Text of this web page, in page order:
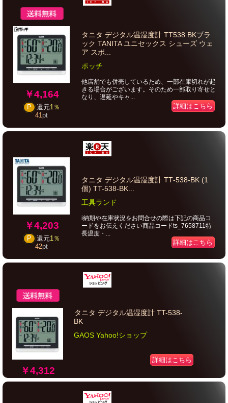
￥4,164
P 還元1％
41pt
タニタ デジタル温湿度計 TT538 BKブラ
ック TANITA ユニセックス シューズ ウェ
ア スポ...
ポッチ
他店舗でも併売しているため、一部在庫切れが起
きる場合がございます。そのため一部取り寄せと
なり、遅延やキャ...
詳細はこちら
￥4,203
P 還元1％
42pt
タニタ デジタル温湿度計 TT‐538‐BK (1
個) TT-538-BK...
工具ランド
i納期や在庫状況をお問合せの際は下記の商品コ
ードをお伝えください商品コードts_7658711特
長温度・...
詳細はこちら
￥4,312
タニタ デジタル温湿度計 TT-538-
BK
GAOS Yahoo!ショップ
詳細はこちら